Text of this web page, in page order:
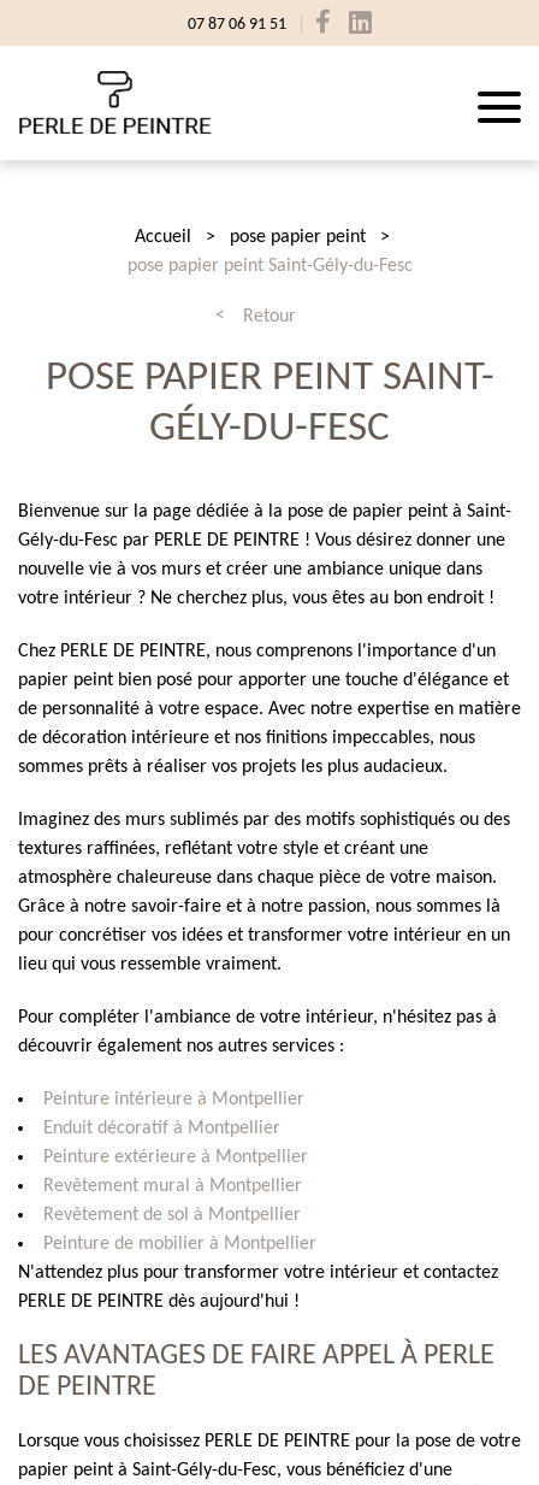
07 87 06 91 51
Accueil
pose papier peint
pose papier peint Saint-Gély-du-Fesc
Retour
POSE PAPIER PEINT SAINT-
GÉLY-DU-FESC
Bienvenue sur la page dédiée à la pose de papier peint à Saint-
Gély-du-Fesc par PERLE DE PEINTRE ! Vous désirez donner une
nouvelle vie à vos murs et créer une ambiance unique dans
votre intérieur ? Ne cherchez plus, vous êtes au bon endroit !
Chez PERLE DE PEINTRE, nous comprenons l'importance d'un
papier peint bien posé pour apporter une touche d'élégance et
de personnalité à votre espace. Avec notre expertise en matière
de décoration intérieure et nos finitions impeccables, nous
sommes prêts à réaliser vos projets les plus audacieux.
Imaginez des murs sublimés par des motifs sophistiqués ou des
textures raffinées, reflétant votre style et créant une
atmosphère chaleureuse dans chaque pièce de votre maison.
Grâce à notre savoir-faire et à notre passion, nous sommes là
pour concrétiser vos idées et transformer votre intérieur en un
lieu qui vous ressemble vraiment.
Pour compléter l'ambiance de votre intérieur, n'hésitez pas à
découvrir également nos autres services :
Peinture intérieure à Montpellier
Enduit décoratif à Montpellier
Peinture extérieure à Montpellier
Revêtement mural à Montpellier
Revêtement de sol à Montpellier
Peinture de mobilier à Montpellier
N'attendez plus pour transformer votre intérieur et contactez
PERLE DE PEINTRE dès aujourd'hui !
LES AVANTAGES DE FAIRE APPEL À PERLE
DE PEINTRE
Lorsque vous choisissez PERLE DE PEINTRE pour la pose de votre
papier peint à Saint-Gély-du-Fesc, vous bénéficiez d'une